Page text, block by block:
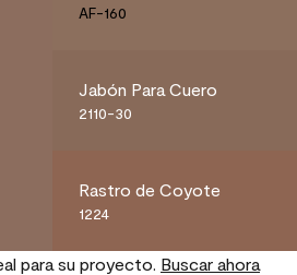
AF-160
Jabón Para Cuero
2110-30
Rastro de Coyote
1224
para su proyecto. Buscar ahora